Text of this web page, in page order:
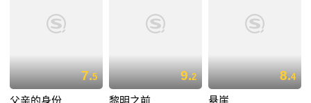
7.5
父亲的身份
9.2
黎明之前
8.4
悬崖